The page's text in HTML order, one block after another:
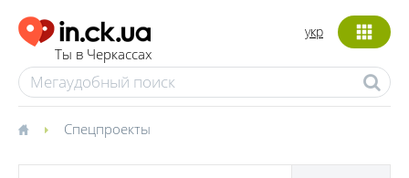
Ты в Черкассах
укр
Спецпроекты